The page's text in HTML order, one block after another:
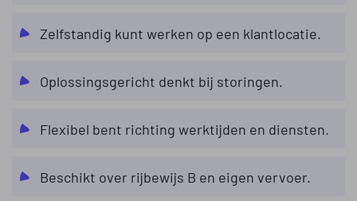
Zelfstandig kunt werken op een klantlocatie.
Oplossingsgericht denkt bij storingen.
Flexibel bent richting werktijden en diensten.
Beschikt over rijbewijs B en eigen vervoer.